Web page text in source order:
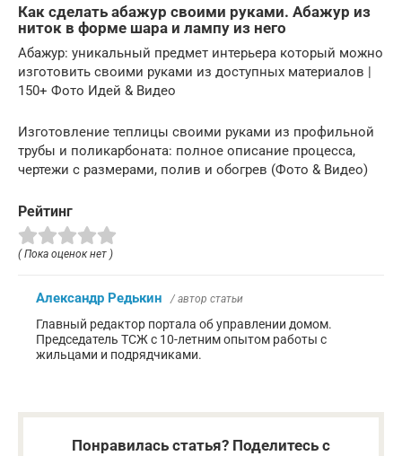
Как сделать абажур своими руками. Абажур из
ниток в форме шара и лампу из него
Абажур: уникальный предмет интерьера который можно
изготовить своими руками из доступных материалов |
150+ Фото Идей & Видео
Изготовление теплицы своими руками из профильной
трубы и поликарбоната: полное описание процесса,
чертежи с размерами, полив и обогрев (Фото & Видео)
Рейтинг
( Пока оценок нет )
Александр Редькин / автор статьи
Главный редактор портала об управлении домом.
Председатель ТСЖ с 10-летним опытом работы с
жильцами и подрядчиками.
Понравилась статья? Поделитесь с